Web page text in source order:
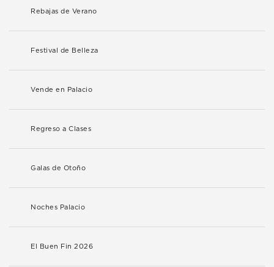
Rebajas de Verano
Festival de Belleza
Vende en Palacio
Regreso a Clases
Galas de Otoño
Noches Palacio
El Buen Fin 2026